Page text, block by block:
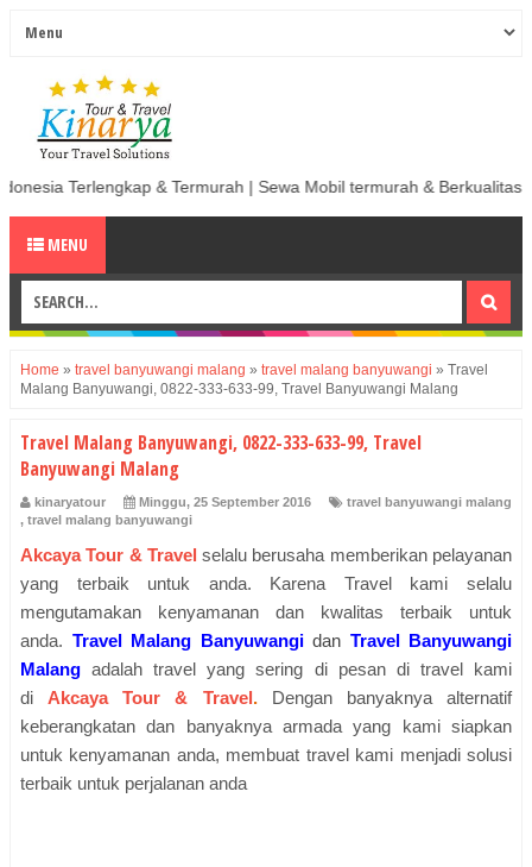
& Termurah | Sewa Mobil termurah & Berkualitas di Indonesia
MENU
Home » travel banyuwangi malang » travel malang banyuwangi » Travel
Malang Banyuwangi, 0822-333-633-99, Travel Banyuwangi Malang
Travel Malang Banyuwangi, 0822-333-633-99, Travel
Banyuwangi Malang
kinaryatour Minggu, 25 September 2016
travel banyuwangi malang
, travel malang banyuwangi
Akcaya Tour & Travel selalu berusaha memberikan pelayanan
yang terbaik untuk anda. Karena
Travel kami selalu
mengutamakan kenyamanan dan kwalitas terbaik untuk
anda. Travel Malang Banyuwangi dan Travel Banyuwangi
Malangadalah travel yang sering di pesan di travel kami
di
Akcaya Tour & Travel. Dengan banyaknya alternatif
keberangkatan dan banyaknya armada yang kami siapkan
untuk kenyamanan anda, membuat travel kami menjadi solusi
terbaik untuk perjalanan anda